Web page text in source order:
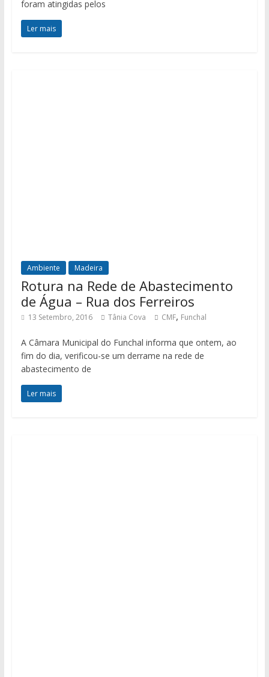
foram atingidas pelos
Ler mais
Ambiente Madeira
Rotura na Rede de Abastecimento
de Água – Rua dos Ferreiros
13 Setembro, 2016 Tânia Cova CMF, Funchal
A Câmara Municipal do Funchal informa que ontem, ao
fim do dia, verificou-se um derrame na rede de
abastecimento de
Ler mais